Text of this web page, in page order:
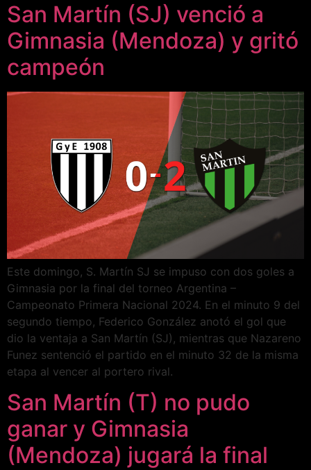
San Martín (SJ) venció a
Gimnasia (Mendoza) y gritó
campeón
Este domingo, S. Martín SJ se impuso con dos goles a
Gimnasia por la final del torneo Argentina –
Campeonato Primera Nacional 2024. En el minuto 9 del
segundo tiempo, Federico González anotó el gol que
dio la ventaja a San Martín (SJ), mientras que Nazareno
Funez sentenció el partido en el minuto 32 de la misma
etapa al vencer al portero rival.
San Martín (T) no pudo
ganar y Gimnasia
(Mendoza) jugará la final